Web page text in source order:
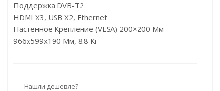
Поддержка DVB-T2
HDMI X3, USB X2, Ethernet
Настенное Крепление (VESA) 200×200 Мм
966x599x190 Мм, 8.8 Кг
Нашли дешевле?